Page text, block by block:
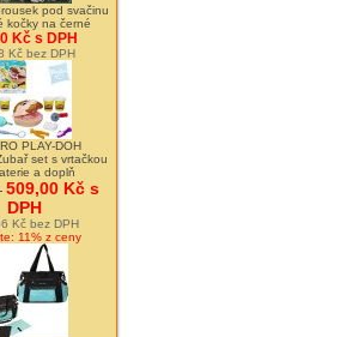
pod svačinu
kočky na černé
Kč s DPH
Kč bez DPH
PLAY-DOH
set s vrtačkou
a doplň
509,00 Kč s
DPH
Kč bez DPH
11% z ceny